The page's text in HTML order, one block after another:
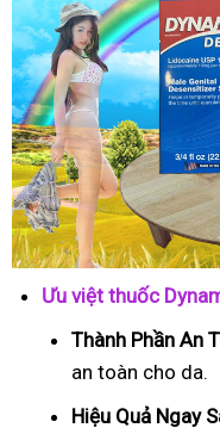
Ưu việt thuốc
Thành Phần An
an toàn cho da.
Hiệu Quả Ngay